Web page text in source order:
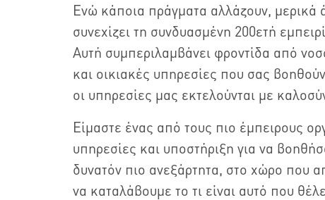
Ενώ κάποια πράγματα αλλάζουν,
συνεχίζει τη συνδυασμένη 200ετή
Αυτή συμπεριλαμβάνει φροντίδα από
και οικιακές υπηρεσίες που σας
οι υπηρεσίες μας εκτελούνται με
Είμαστε ένας από τους πιο έμπειρους
υπηρεσίες και υποστήριξη για να
δυνατόν πιο ανεξάρτητα, στο χώρο που
να καταλάβουμε το τι είναι αυτό που